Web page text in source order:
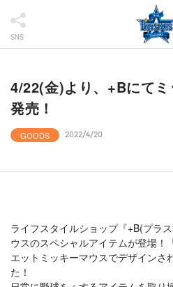
SNS
4/22(金)より、+Bにて
発売！
GOODS 2022/4/20
ライフスタイルショップ『+B(プラ
ウスのスペシャルアイテムが登場！
エットミッキーマウスでデザインさ
た！